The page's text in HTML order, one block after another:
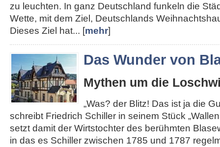
zu leuchten. In ganz Deutschland funkeln die
Wette, mit dem Ziel, Deutschlands
Dieses Ziel hat... [mehr]
Das Wunder von
Mythen um die
„Was? der Blitz! Das ist ja die
schreibt Friedrich Schiller in seinem Stück
setzt damit der Wirtstochter des berühmten
in das es Schiller zwischen 1785 und 1787